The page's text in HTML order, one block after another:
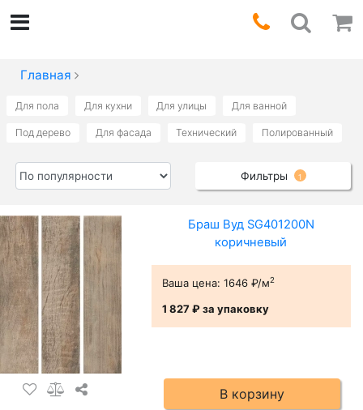
Главная
Для пола Для кухни Для улицы Для ванной
Под дерево Для фасада Технический Полированный
Фильтры 1
Браш Вуд SG401200N
коричневый
Ваша цена: 1646 ₽/м2
1 827 ₽за упаковку
В корзину